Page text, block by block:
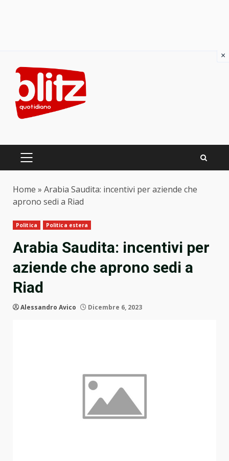
content
PRIMARY
Home » Arabia Saudita: incentivi per aziende che
aprono sedi a Riad
Politica Politica estera
Arabia Saudita: incentivi per
aziende che aprono sedi a
Riad
Alessandro Avico Dicembre 6, 2023
×